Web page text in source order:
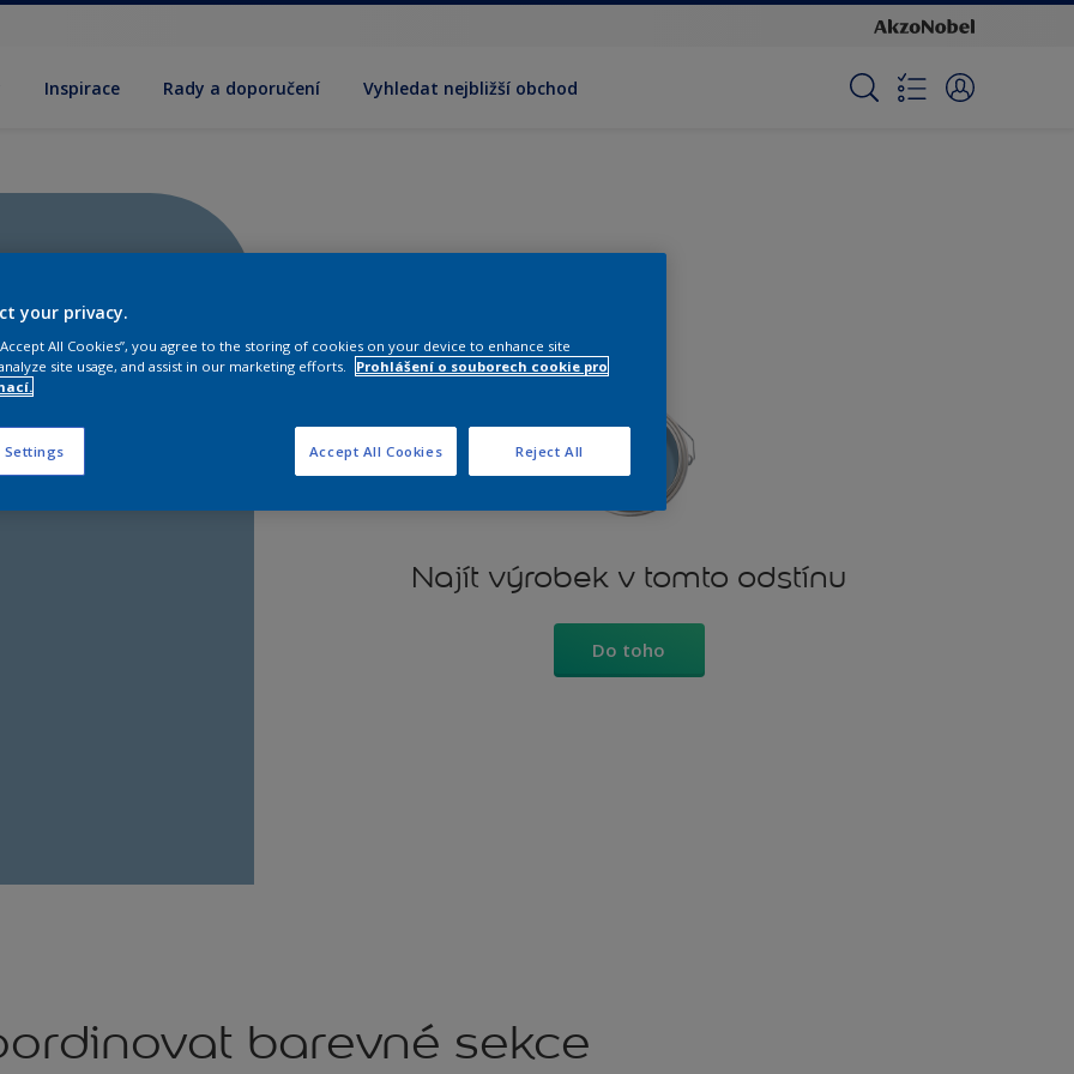
Inspirace Rady a doporučení Vyhledat nejbližší obchod
Najít výrobek v tomto odstínu
Do toho
barevné sekce
your privacy.
All Cookies”, you agree to the storing of cookies on your device to enhance site
site usage, and assist in our marketing efforts.
Prohlášení o souborech cookie pro
Settings Reject All
Accept All Cookies